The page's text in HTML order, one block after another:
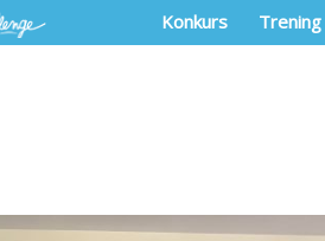
Konkurs Trening